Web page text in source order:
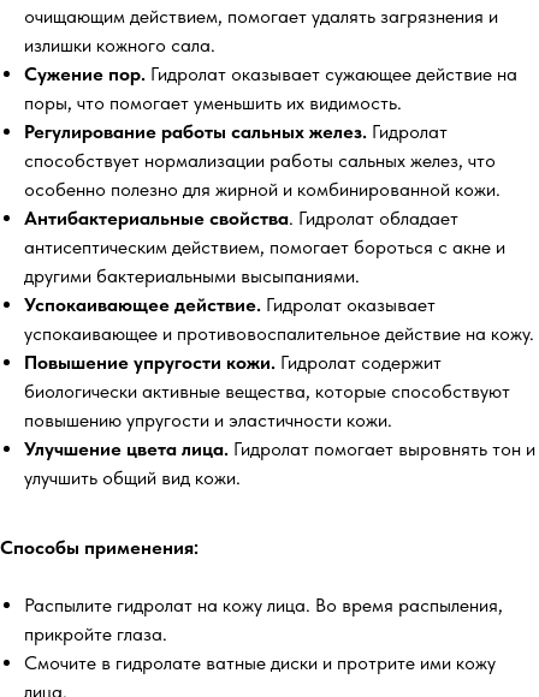
очищающим действием, помогает удалять загрязнения и
излишки кожного сала.
Сужение пор. Гидролат оказывает сужающее действие на
поры, что помогает уменьшить их видимость.
Регулирование работы сальных желез. Гидролат
способствует нормализации работы сальных желез, что
особенно полезно для жирной и комбинированной кожи.
Антибактериальные свойства. Гидролат обладает
антисептическим действием, помогает бороться с акне и
другими бактериальными высыпаниями.
Успокаивающее действие. Гидролат оказывает
успокаивающее и противовоспалительное действие на кожу.
Повышение упругости кожи. Гидролат содержит
биологически активные вещества, которые способствуют
повышению упругости и эластичности кожи.
Улучшение цвета лица. Гидролат помогает выровнять тон и
улучшить общий вид кожи.
Способы применения:
Распылите гидролат на кожу лица. Во время распыления,
прикройте глаза.
Смочите в гидролате ватные диски и протрите ими кожу
лица.